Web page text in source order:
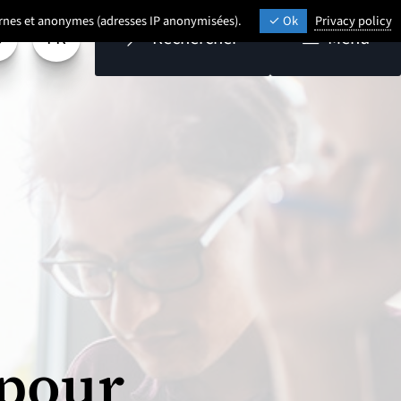
et anonymes (adresses IP anonymisées). Ok Privacy policy
Sélectionner une langue (
FR
- Français sélectionné)
Rechercher Menu